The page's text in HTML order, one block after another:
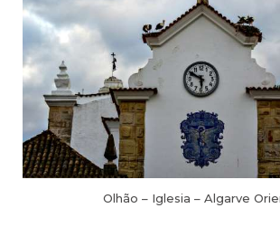
Olhão – Iglesia – Algarve